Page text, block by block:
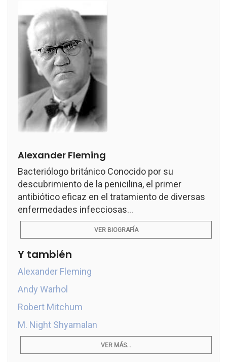
Alexander Fleming
Bacteriólogo británico Conocido por su
descubrimiento de la penicilina, el primer
antibiótico eficaz en el tratamiento de diversas
enfermedades infecciosas...
VER BIOGRAFÍA
Y también
Alexander Fleming
Andy Warhol
Robert Mitchum
M. Night Shyamalan
VER MÁS...